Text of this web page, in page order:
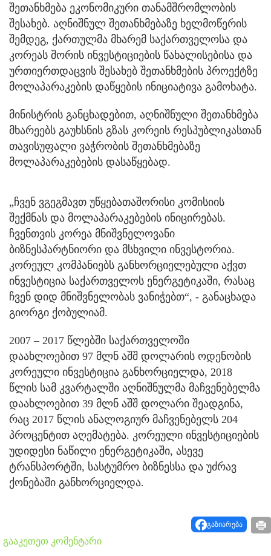
შეთანხმება ეკონომიკური თანამშრომლობის
შესახებ. აღნიშნულ შეთანხმებაზე ხელმოწერის
შემდეგ, ქართულმა მხარემ საქართველოსა და
კორეას შორის ინვესტიციების წახალისებისა და
ურთიერთდაცვის შესახებ შეთანხმების პროექტზე
მოლაპარაკების დაწყების ინიციატივა გამოხატა.
მინისტრის განცხადებით, აღნიშნული შეთანხმება
მხარეებს გაუხსნის გზას კორეის რესპუბლიკასთან
თავისუფალი ვაჭრობის შეთანხმებაზე
მოლაპარაკებების დასაწყებად.
„ჩვენ ვგეგმავთ უწყებათაშორისი კომისიის
შექმნას და მოლაპარაკებების ინიცირებას.
ჩვენთვის კორეა მნიშვნელოვანი
ბიზნესპარტნიორი და მსხვილი ინვესტორია.
კორეულ კომპანიებს განხორციელებული აქვთ
ინვესტიცია საქართველოს ენერგეტიკაში, რასაც
ჩვენ დიდ მნიშვნელობას ვანიჭებთ“, - განაცხადა
გიორგი ქობულიამ.
2007 – 2017 წლებში საქართველოში
დაახლოებით 97 მლნ აშშ დოლარის ოდენობის
კორეული ინვესტიცია განხორციელდა, 2018
წლის სამ კვარტალში აღნიშნულმა მაჩვენებელმა
დაახლოებით 39 მლნ აშშ დოლარი შეადგინა,
რაც 2017 წლის ანალოგიურ მაჩვენებელს 204
პროცენტით აღემატება. კორეული ინვესტიციების
უდიდესი ნაწილი ენერგეტიკაში, ასევე
ტრანსპორტში, სასტუმრო ბიზნესსა და უძრავ
ქონებაში განხორციელდა.
გაზიარება
გააკეთეთ კომენტარი